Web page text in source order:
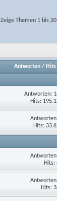
Zeige Themen 1 bis
Antworten/ Hits
Antworten:
Hits:
Hits:
Hits:
Hits: